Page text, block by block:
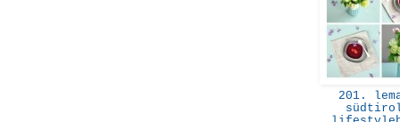
201.